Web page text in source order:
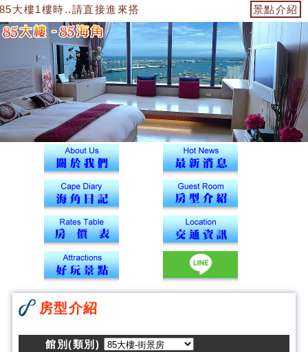
樓1樓時..請直接進來搭電梯到12樓43號海角辦公室找我
景點介紹
房型介紹
館別(類別)